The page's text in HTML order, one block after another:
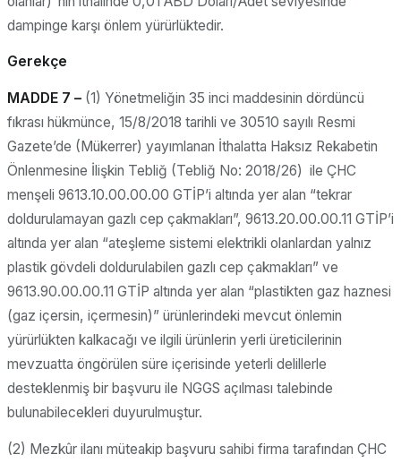
dampinge karşı önlem yürürlüktedir.
Gerekçe
MADDE 7 – (1) Yönetmeliğin 35 inci maddesinin dördüncü
fıkrası hükmünce, 15/8/2018 tarihli ve 30510 sayılı Resmi
Gazete’de (Mükerrer) yayımlanan İthalatta Haksız Rekabetin
Önlenmesine İlişkin Tebliğ (Tebliğ No: 2018/26) ile ÇHC
menşeli 9613.10.00.00.00 GTİP’i altında yer alan “tekrar
doldurulamayan gazlı cep çakmakları”, 9613.20.00.00.11 GTİP’i
altında yer alan “ateşleme sistemi elektrikli olanlardan yalnız
plastik gövdeli doldurulabilen gazlı cep çakmakları” ve
9613.90.00.00.11 GTİP altında yer alan “plastikten gaz haznesi
(gaz içersin, içermesin)” ürünlerindeki mevcut önlemin
yürürlükten kalkacağı ve ilgili ürünlerin yerli üreticilerinin
mevzuatta öngörülen süre içerisinde yeterli delillerle
desteklenmiş bir başvuru ile NGGS açılması talebinde
bulunabilecekleri duyurulmuştur.
(2) Mezkûr ilanı müteakip başvuru sahibi firma tarafından ÇHC